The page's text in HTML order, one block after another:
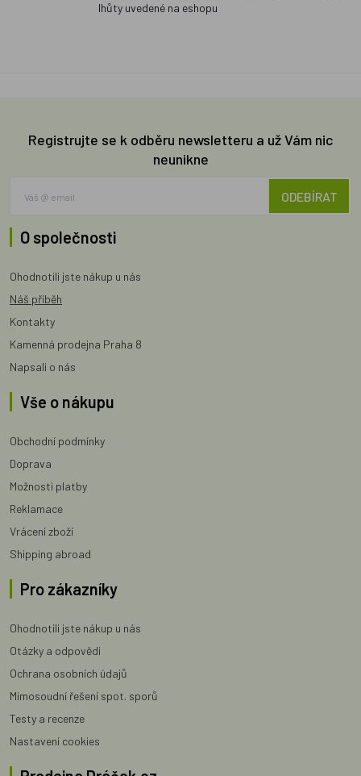
lhůty uvedené na eshopu
Registrujte se k odběru newsletteru a už Vám nic
neunikne
ODEBÍRAT
O společnosti
Ohodnotili jste nákup u nás
Náš příběh
Kontakty
Kamenná prodejna Praha 8
Napsali o nás
Vše o nákupu
Obchodní podmínky
Doprava
Možnosti platby
Reklamace
Vrácení zboží
Shipping abroad
Pro zákazníky
Ohodnotili jste nákup u nás
Otázky a odpovědi
Ochrana osobních údajů
Mimosoudní řešení spot. sporů
Testy a recenze
Nastavení cookies